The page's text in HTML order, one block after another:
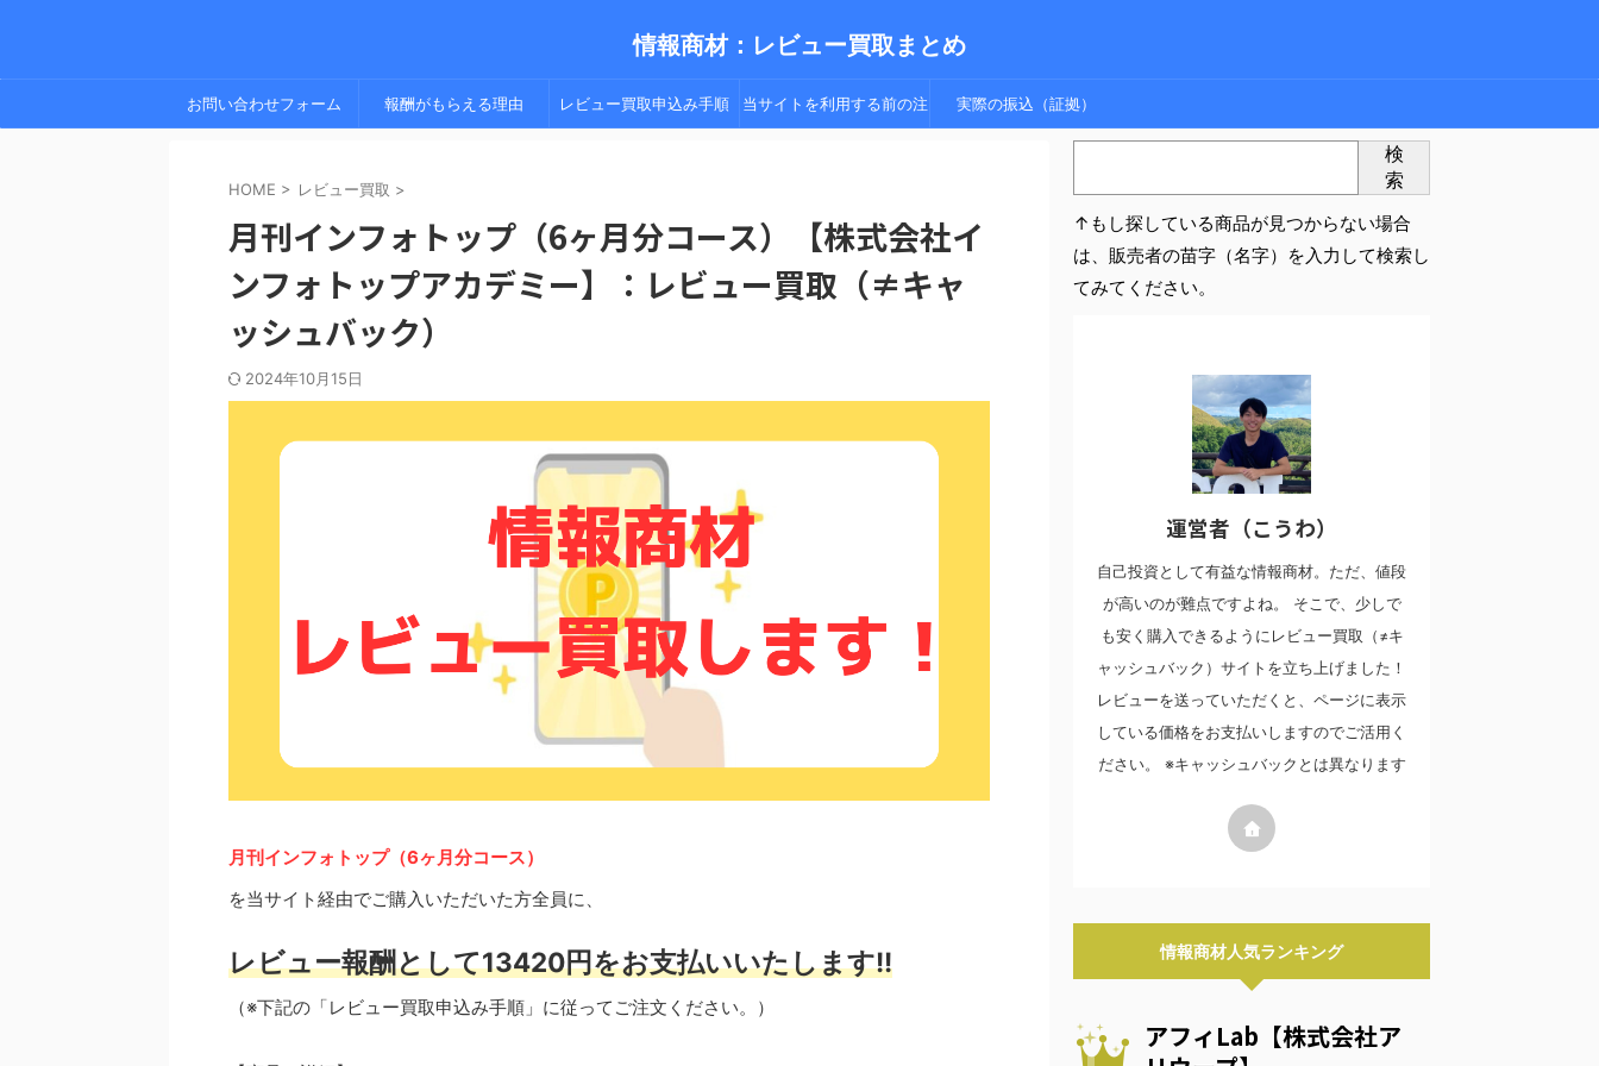
情報商材：レビュー買取まとめ
お問い合わせフォーム 報酬がもらえる理由 レビュー買取申込み手順 当サイトを利用する前の注 実際の振込（証拠）
HOME > レビュー買取 >
月刊インフォトップ（6ヶ月分コース）【株式会社イ
ンフォトップアカデミー】：レビュー買取（≠キャ
ッシュバック）
2024年10月15日
月刊インフォトップ（6ヶ月分コース）
を当サイト経由でご購入いただいた方全員に、
レビュー報酬として13420円をお支払いいたします!!
（※下記の「レビュー買取申込み手順」に従ってご注文ください。）
検
索
↑もし探している商品が見つからない場合
は、販売者の苗字（名字）を入力して検索し
てみてください。
運営者（こうわ）
自己投資として有益な情報商材。ただ、値段
が高いのが難点ですよね。 そこで、少しで
も安く購入できるようにレビュー買取（≠キ
ャッシュバック）サイトを立ち上げました！
レビューを送っていただくと、ページに表示
している価格をお支払いしますのでご活用く
ださい。 ※キャッシュバックとは異なります
情報商材人気ランキング
アフィLab【株式会社ア